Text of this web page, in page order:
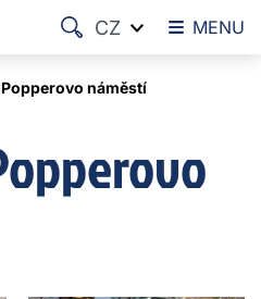
náměstí
MENU
CZ